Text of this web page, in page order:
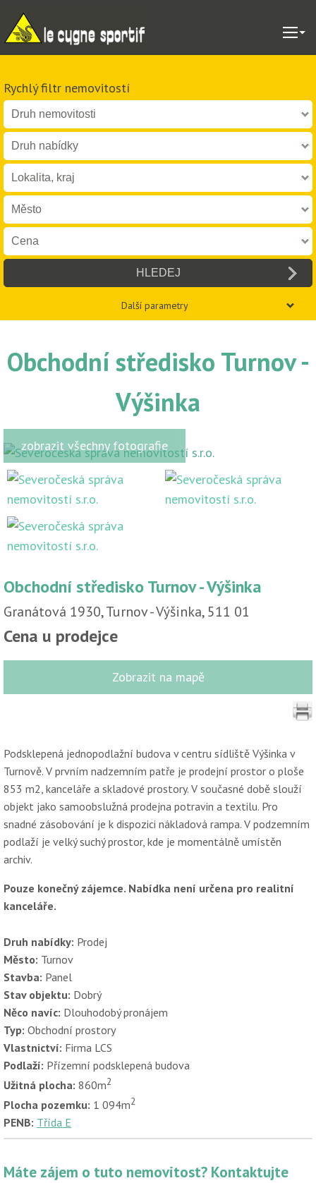
Rychlý filtr nemovitostí
Další parametry
Obchodní středisko Turnov -
Výšinka
zobrazit všechny fotografie
Obchodní středisko Turnov - Výšinka
Granátová 1930, Turnov - Výšinka, 511 01
Cena u prodejce
Zobrazit na mapě
Podsklepená jednopodlažní budova v centru sídliště Výšinka v
Turnově. V prvním nadzemním patře je prodejní prostor o ploše
853 m2, kanceláře a skladové prostory. V současné době slouží
objekt jako samoobslužná prodejna potravin a textilu. Pro
snadné zásobování je k dispozici nákladová rampa. V podzemním
podlaží je velký suchý prostor, kde je momentálně umístěn
archiv.
Pouze konečný zájemce. Nabídka není určena pro realitní
kanceláře.
Druh nabídky: Prodej
Město: Turnov
Stavba: Panel
Stav objektu: Dobrý
Něco navíc: Dlouhodobý pronájem
Typ: Obchodní prostory
Vlastnictví: Firma LCS
Podlaží: Přízemní podsklepená budova
Užitná plocha: 860m2
Plocha pozemku: 1 094m2
PENB: Třída E
Máte zájem o tuto nemovitost? Kontaktujte